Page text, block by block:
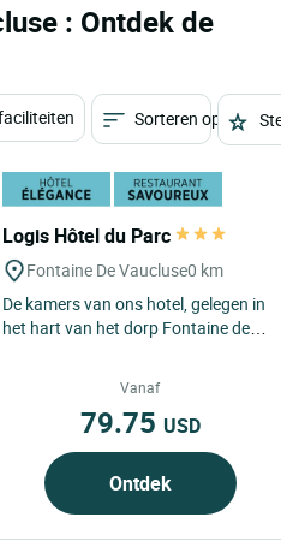
: Ontdek de
Sorteren op
Logis Hôtel du Parc
Fontaine De Vaucluse0 km
De kamers van ons hotel, gelegen in
het hart van het dorp Fontaine de
Vanaf
79.75 USD
Ontdek